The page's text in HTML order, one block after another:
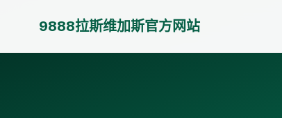
9888拉斯维加斯官方网站